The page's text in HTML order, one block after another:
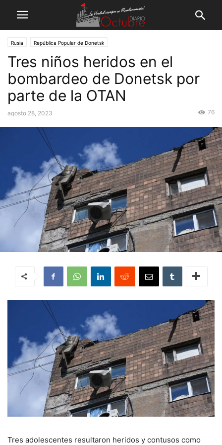
Rusia República Popular de Donetsk
Tres niños heridos en el
bombardeo de Donetsk por
parte de la OTAN
agosto 28, 2023 76
Tres adolescentes resultaron heridos y contusos como